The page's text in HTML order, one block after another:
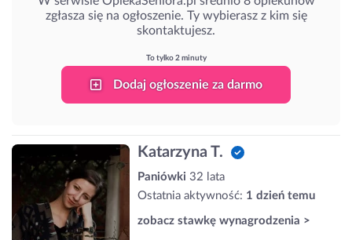
zgłasza się na ogłoszenie. Ty wybierasz z kim się
skontaktujesz.
To tylko 2 minuty
Dodaj ogłoszenie za darmo
Katarzyna T.
Paniówki 32 lata
Ostatnia aktywność: 1 dzień temu
zobacz stawkę wynagrodzenia >